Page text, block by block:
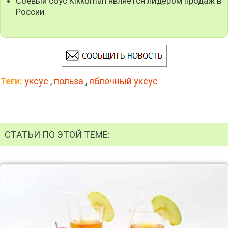
России
Теги: уксус , польза , яблочный уксус
СТАТЬИ ПО ЭТОЙ ТЕМЕ: